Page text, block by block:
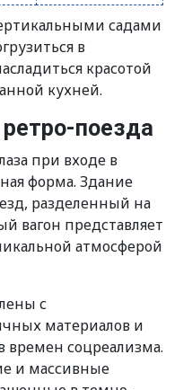
садами
в
красотой
кухней.
поезда
при входе в
форма. Здание
разделенный на
вагон представляет
атмосферой
с
материалов и
времен соцреализма.
и массивные